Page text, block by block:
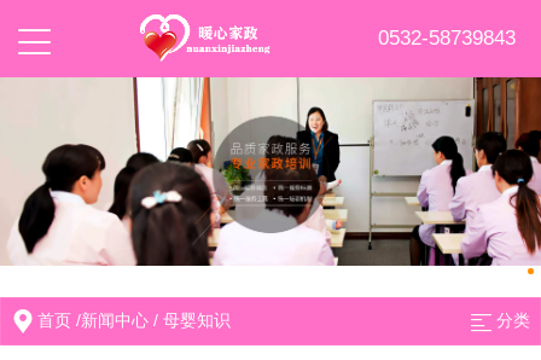
0532-58739843
首页 /新闻中心 /母婴知识 分类